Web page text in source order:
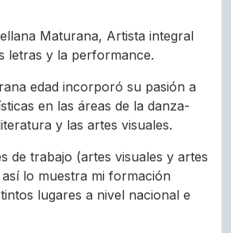
Maturana, Artista integral
letras y la performance.
edad incorporó su pasión a
en las áreas de la danza-
y las artes visuales.
de trabajo (artes visuales y artes
lo muestra mi formación
lugares a nivel nacional e